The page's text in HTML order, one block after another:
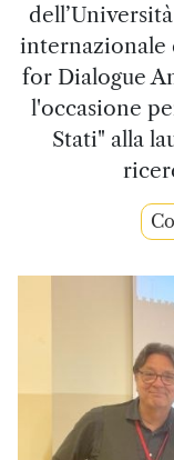
internazionale
for Dialogue
l'occasione
Stati" alla